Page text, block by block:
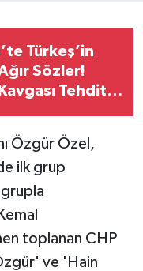
Türkeş’in
Ağır Sözler!
Tehdit
Özgür Özel,
ilk grup
grupla
toplanan CHP
ve 'Hain